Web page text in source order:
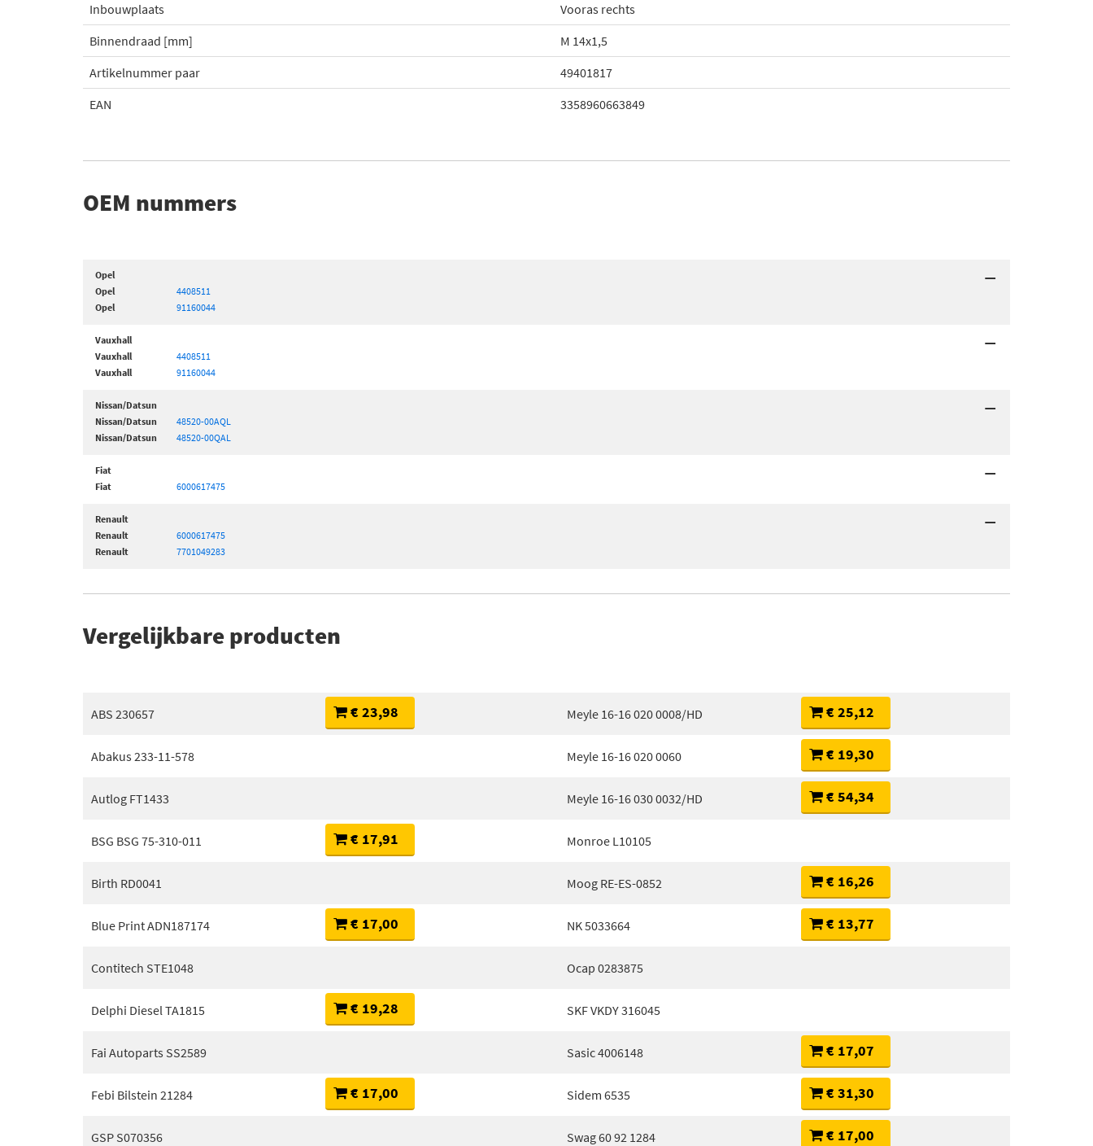
Inbouwplaats
Vooras rechts
Binnendraad [mm]
M 14x1,5
Artikelnummer paar
49401817
EAN
3358960663849
OEM nummers
Opel
Opel
4408511
Opel
91160044
Vauxhall
Vauxhall
4408511
Vauxhall
91160044
Nissan/Datsun
Nissan/Datsun
48520-00AQL
Nissan/Datsun
48520-00QAL
Fiat
Fiat
6000617475
Renault
Renault
6000617475
Renault
7701049283
Vergelijkbare producten
ABS 230657 € 23,98
Abakus 233-11-578
Autlog FT1433
BSG BSG 75-310-011 € 17,91
Birth RD0041
Blue Print ADN187174 € 17,00
Contitech STE1048
Delphi Diesel TA1815 € 19,28
Fai Autoparts SS2589
Febi Bilstein 21284 € 17,00
GSP S070356
Meyle 16-16 020 0008/HD € 25,12
Meyle 16-16 020 0060 € 19,30
Meyle 16-16 030 0032/HD € 54,34
Monroe L10105
Moog RE-ES-0852 € 16,26
NK 5033664 € 13,77
Ocap 0283875
SKF VKDY 316045
Sasic 4006148 € 17,07
Sidem 6535 € 31,30
Swag 60 92 1284 € 17,00